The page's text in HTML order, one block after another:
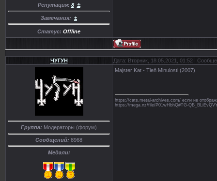
Репутация: 8 ±
Замечания: ±
Статус: Offline
ЧУГУН Дата: Вторник, 18.05.2021, 01:52 |
Группа: Модераторы (форум)
Сообщений: 8968
Медали:
Majster Kat - Tieň Minulosti (2007)
https://cats.metal-archives.com/ если не
https://mega.nz/file/P01wHbhQ#TG-